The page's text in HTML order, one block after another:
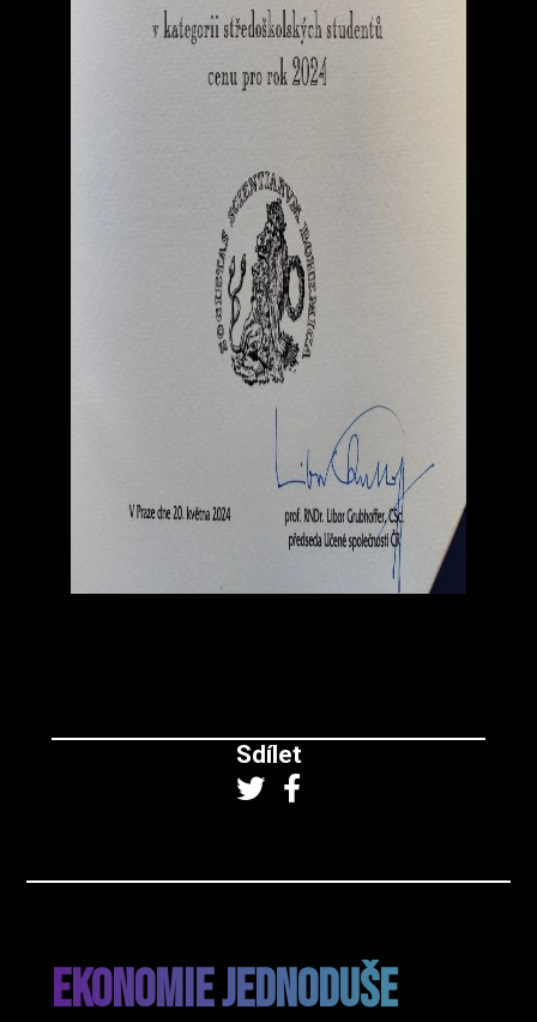
Sdílet
Ekonomie Jednoduše